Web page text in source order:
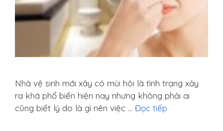
Nhà vệ sinh mới xây có mùi hôi là tình trạng xảy
ra khá phổ biến hiện nay nhưng không phải ai
cũng biết lý do là gì nên việc … Đọc tiếp